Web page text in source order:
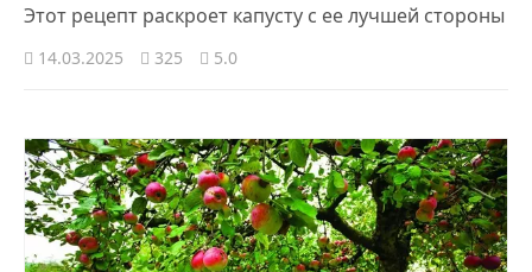
Этот рецепт раскроет капусту с ее лучшей стороны
14.03.2025 325 5.0